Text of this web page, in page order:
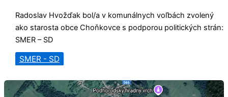
Radoslav Hvožďak bol/a v komunálnych voľbách zvolený
ako starosta obce Choňkovce s podporou politických strán:
SMER – SD
SMER - SD